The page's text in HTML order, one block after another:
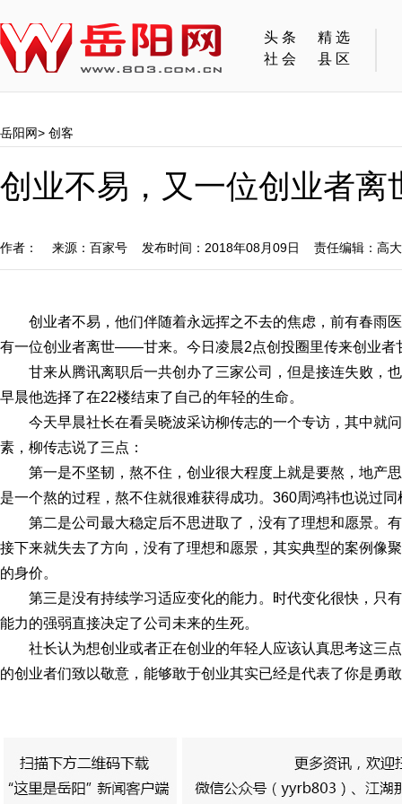
头条
精选
社会
县区
岳阳网> 创客
创业不易，又一位创业者
作者： 来源：百家号 发布时间：2018年08月09日 责任编辑：高
创业者不易，他们伴随着永远挥之不去的焦虑，前有春雨
有一位创业者离世——甘来。今日凌晨2点创投圈里传来创业者
甘来从腾讯离职后一共创办了三家公司，但是接连失败，
早晨他选择了在22楼结束了自己的年轻的生命。
今天早晨社长在看吴晓波采访柳传志的一个专访，其中就
素，柳传志说了三点：
第一是不坚韧，熬不住，创业很大程度上就是要熬，地产
是一个熬的过程，熬不住就很难获得成功。360周鸿祎也说过
第二是公司最大稳定后不思进取了，没有了理想和愿景。
接下来就失去了方向，没有了理想和愿景，其实典型的案例像
的身价。
第三是没有持续学习适应变化的能力。时代变化很快，只
能力的强弱直接决定了公司未来的生死。
社长认为想创业或者正在创业的年轻人应该认真思考这三
的创业者们致以敬意，能够敢于创业其实已经是代表了你是勇